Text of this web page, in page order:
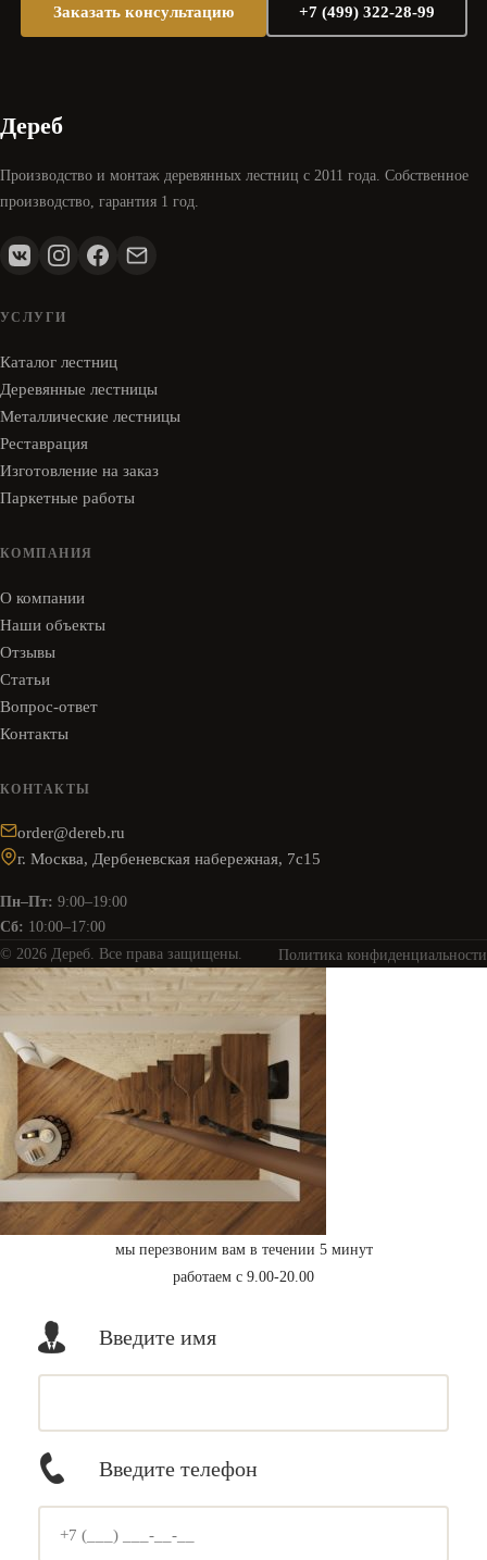
Заказать консультацию +7 (499) 322-28-99
Дереб
Производство и монтаж деревянных лестниц с 2011 года. Собственное
производство, гарантия 1 год.
УСЛУГИ
Каталог лестниц
Деревянные лестницы
Металлические лестницы
Реставрация
Изготовление на заказ
Паркетные работы
КОМПАНИЯ
О компании
Наши объекты
Отзывы
Статьи
Вопрос-ответ
Контакты
КОНТАКТЫ
order@dereb.ru
г. Москва, Дербеневская набережная, 7с15
Пн–Пт: 9:00–19:00
Сб: 10:00–17:00
© 2026 Дереб. Все права защищены.
Политика конфиденциальности
мы перезвоним вам в течении 5 минут
работаем с 9.00-20.00
Введите имя
Введите телефон